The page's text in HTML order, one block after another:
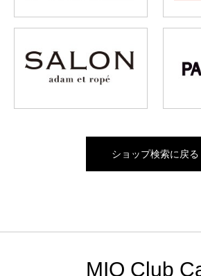
ショップ検索に戻る
MIO Club